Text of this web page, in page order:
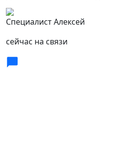
Специалист Алексей
сейчас на связи